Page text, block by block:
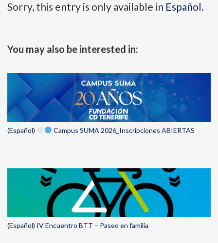
Sorry, this entry is only available in Español.
You may also be interested in:
(Español) Campus SUMA 2026_Inscripciones ABIERTAS
(Español) IV Encuentro BTT – Paseo en familia